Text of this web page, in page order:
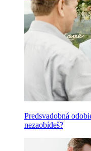
Predsvadobná
nezaobídeš?